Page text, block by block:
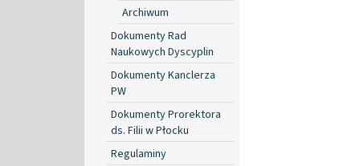
Archiwum
Dokumenty Rad
Naukowych Dyscyplin
Dokumenty Kanclerza
PW
Dokumenty Prorektora
ds. Filii w Płocku
Regulaminy